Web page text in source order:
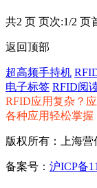
共2 页 页次:1/2 页
返回顶部
超高频手持机
电子标签 RFID阅
RFID应用复杂？
各种应用轻松掌握
版权所有：上海营
备案号： 沪ICP备